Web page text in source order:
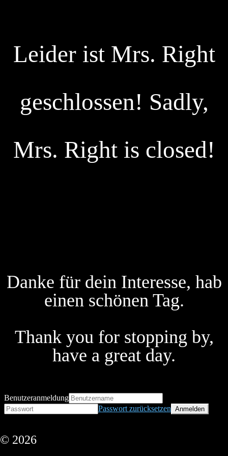
Leider ist Mrs. Right
geschlossen! Sadly,
Mrs. Right is closed!
Danke für dein Interesse, hab
einen schönen Tag.
Thank you for stopping by,
have a great day.
© 2026
Benutzeranmeldung
Passwort zurücksetzen